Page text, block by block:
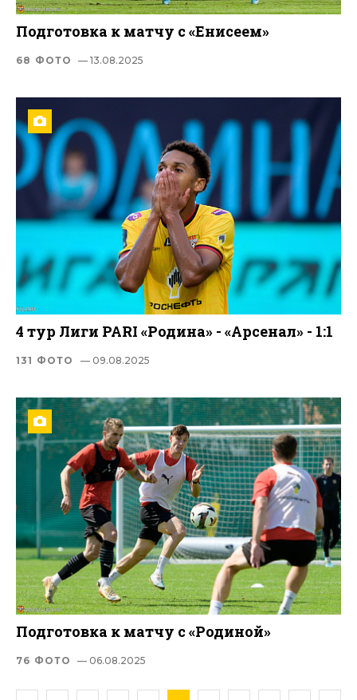
Подготовка к матчу с «Енисеем»
68 ФОТО — 13.08.2025
4 тур Лиги PARI «Родина» - «Арсенал» - 1:1
131 ФОТО — 09.08.2025
Подготовка к матчу с «Родиной»
76 ФОТО — 06.08.2025